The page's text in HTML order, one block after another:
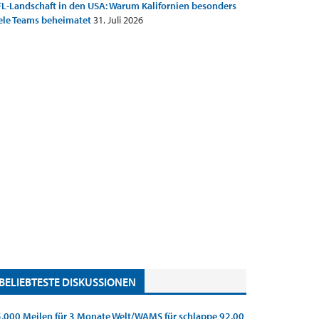
Landschaft in den USA: Warum Kalifornien besonders
Teams beheimatet31. Juli 2026
BELIEBTESTE DISKUSSIONEN
Meilen für 3 Monate Welt/WAMS für schlappe 92,00